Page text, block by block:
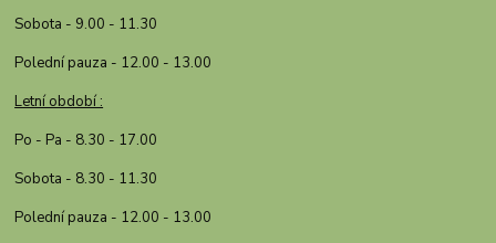
Sobota - 9.00 - 11.30
Polední pauza - 12.00 - 13.00
Letní období :
Po - Pa - 8.30 - 17.00
Sobota - 8.30 - 11.30
Polední pauza - 12.00 - 13.00